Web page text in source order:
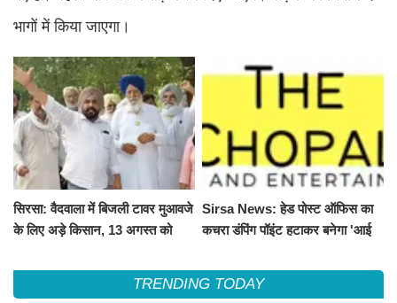
भागों में किया जाएगा।
सिरसा: वैदवाला में बिजली टावर मुआवजे
के लिए अड़े किसान, 13 अगस्त को
Sirsa News: हेड पोस्ट ऑफिस का
कचरा डंपिंग पॉइंट हटाकर बनेगा 'आई
TRENDING TODAY